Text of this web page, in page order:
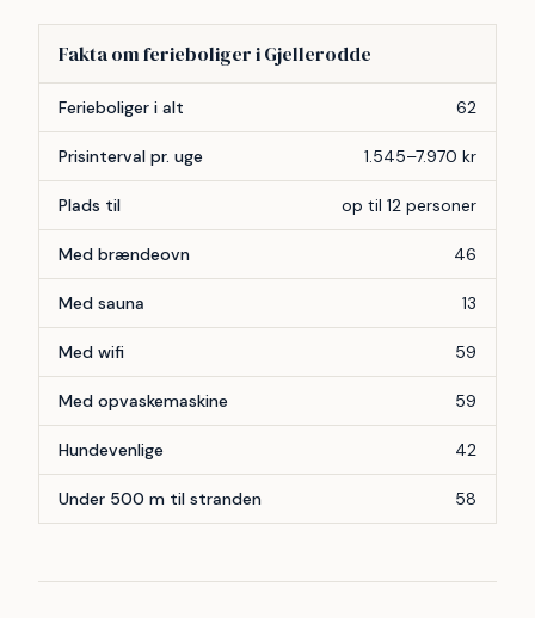
Fakta om ferieboliger i Gjellerodde
Ferieboliger i alt 62
Prisinterval pr. uge 1.545–7.970 kr
Plads til op til 12 personer
Med brændeovn 46
Med sauna 13
Med wifi 59
Med opvaskemaskine 59
Hundevenlige 42
Under 500 m til stranden 58